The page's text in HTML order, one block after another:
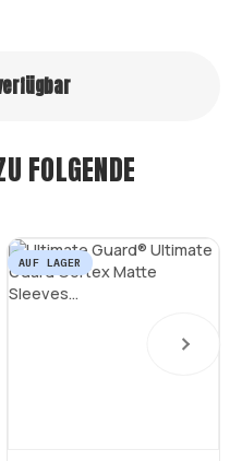
FOLGENDE
AUF LAGER